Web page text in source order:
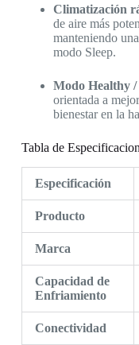
Climatización
de aire más
manteniendo
modo Sleep.
Modo Healthy /
orientada a
bienestar en la
Tabla de
Especificación
Producto
Marca
Capacidad de
Enfriamiento
Conectividad